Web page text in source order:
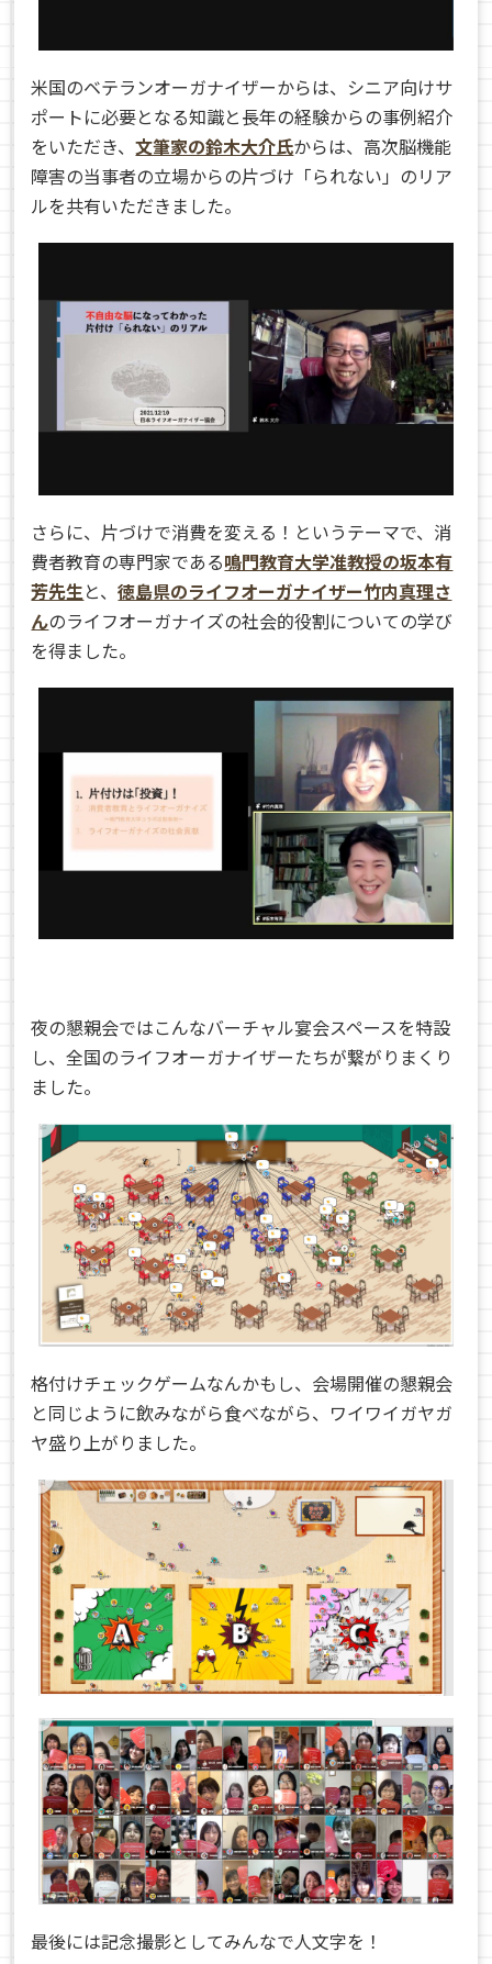
米国のベテランオーガナイザーからは、シニア向けサ
ポートに必要となる知識と長年の経験からの事例紹介
をいただき、文筆家の鈴木大介氏からは、高次脳機能
障害の当事者の立場からの片づけ「られない」のリア
ルを共有いただきました。
さらに、片づけで消費を変える！というテーマで、消
費者教育の専門家である鳴門教育大学准教授の坂本有
芳先生と、徳島県のライフオーガナイザー竹内真理さ
んのライフオーガナイズの社会的役割についての学び
を得ました。
夜の懇親会ではこんなバーチャル宴会スペースを特設
し、全国のライフオーガナイザーたちが繋がりまくり
ました。
格付けチェックゲームなんかもし、会場開催の懇親会
と同じように飲みながら食べながら、ワイワイガヤガ
ヤ盛り上がりました。
最後には記念撮影としてみんなで人文字を！